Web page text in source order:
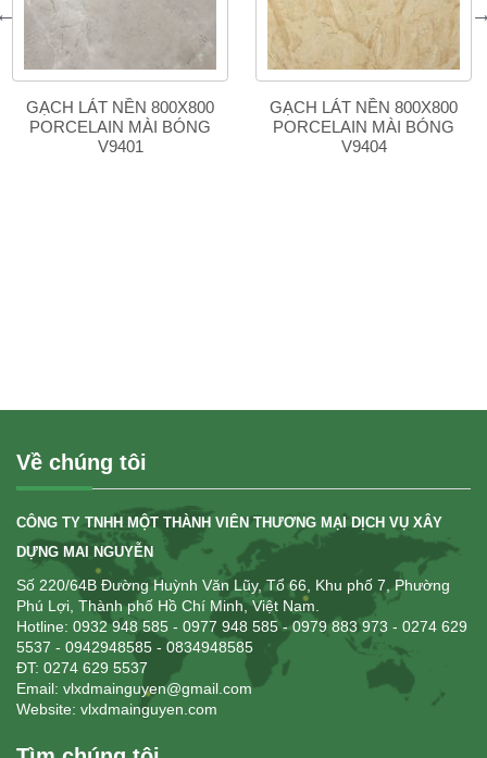
GẠCH LÁT NỀN 800X800
PORCELAIN MÀI BÓNG
V9401
GẠCH LÁT NỀN 800X800
PORCELAIN MÀI BÓNG
V9404
Về chúng tôi
CÔNG TY TNHH MỘT THÀNH VIÊN THƯƠNG MẠI DỊCH VỤ XÂY
DỰNG MAI NGUYỄN
Số 220/64B Đường Huỳnh Văn Lũy, Tổ 66, Khu phố 7, Phường
Phú Lợi, Thành phố Hồ Chí Minh, Việt Nam.
Hotline: 0932 948 585 - 0977 948 585 - 0979 883 973 - 0274 629
5537 - 0942948585 - 0834948585
ĐT: 0274 629 5537
Email: vlxdmainguyen@gmail.com
Website: vlxdmainguyen.com